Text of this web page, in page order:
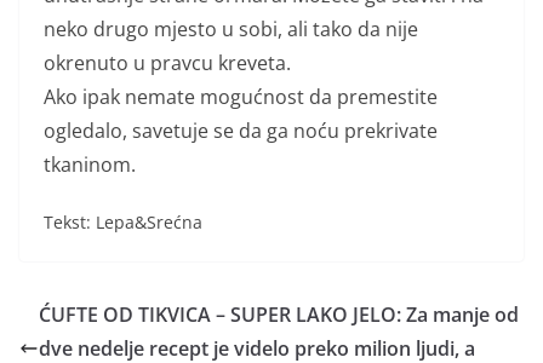
neko drugo mjesto u sobi, ali tako da nije
okrenuto u pravcu kreveta.
Ako ipak nemate mogućnost da premestite
ogledalo, savetuje se da ga noću prekrivate
tkaninom.
Tekst: Lepa&Srećna
ĆUFTE OD TIKVICA – SUPER LAKO JELO: Za manje od
dve nedelje recept je videlo preko milion ljudi, a